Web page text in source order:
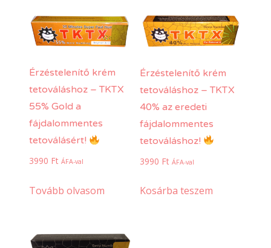
Érzéstelenítő krém
tetováláshoz – TKTX
55% Gold a
fájdalommentes
tetoválásért!
3990 Ft ÁFA-val
Tovább olvasom
Érzéstelenítő krém
tetováláshoz – TKTX
40% az eredeti
fájdalommentes
tetováláshoz!
3990 Ft ÁFA-val
Kosárba teszem